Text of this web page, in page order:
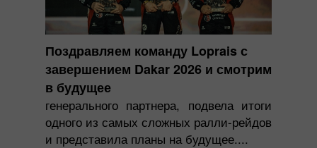
Поздравляем команду Loprais с
завершением Dakar 2026 и смотрим
в будущее
генерального партнера, подвела итоги
одного из самых сложных ралли-рейдов
и представила планы на будущее....